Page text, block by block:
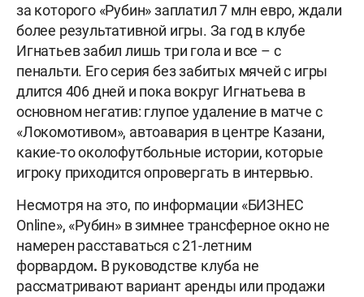
за которого «Рубин» заплатил 7 млн евро, ждали
более результативной игры. За год в клубе
Игнатьев забил лишь три гола и все – с
пенальти. Его серия без забитых мячей с игры
длится 406 дней и пока вокруг Игнатьева в
основном негатив: глупое удаление в матче с
«Локомотивом», автоавария в центре Казани,
какие-то околофутбольные истории, которые
игроку приходится опровергать в интервью.
Несмотря на это, по информации «БИЗНЕС
Online», «Рубин» в зимнее трансферное окно не
намерен расставаться с 21-летним
форвардом. В руководстве клуба не
рассматривают вариант аренды или продажи